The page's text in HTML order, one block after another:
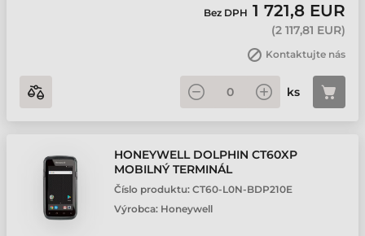
Bez DPH 1 721,8 EUR
(2 117,81 EUR)
Kontaktujte nás
ks
HONEYWELL DOLPHIN CT60XP
MOBILNÝ TERMINÁL
Číslo produktu: CT60-L0N-BDP210E
Výrobca: Honeywell